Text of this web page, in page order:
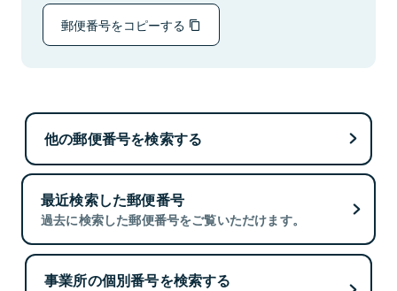
郵便番号をコピーする
他の郵便番号を検索する
最近検索した郵便番号
過去に検索した郵便番号をご覧いただけます。
事業所の個別番号を検索する